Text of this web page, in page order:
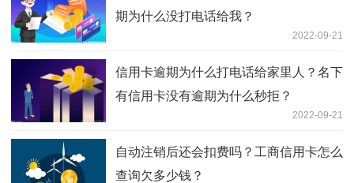
期为什么没打电话给我？
2022-09-21
信用卡逾期为什么打电话给家里人？名下
有信用卡没有逾期为什么秒拒？
2022-09-21
自动注销后还会扣费吗？工商信用卡怎么
查询欠多少钱？